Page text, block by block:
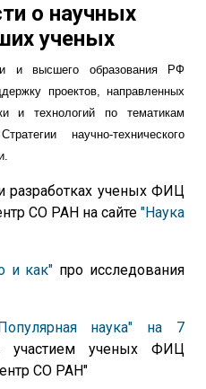
о научных
ученых
и высшего образования РФ
проектов, направленных
и технологий по тематикам
научно-технического
разработках ученых ФИЦ
СО РАН на сайте "Наука
и как" про исследования
наука" на 7
ученых ФИЦ
СО РАН"